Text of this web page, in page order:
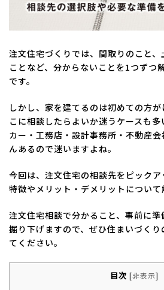
注文住宅づくりでは、間取りのこと
ことなど、分からないことを1つずつ
です。
しかし、家を建てるのは初めての方
こに相談したらよいか迷うケースも
カー・工務店・設計事務所・不動産
んあるので迷いますよね。
今回は、注文住宅の相談先をピック
特徴やメリット・デメリットについて
注文住宅相談で分かること、事前に
掘り下げますので、ぜひ住まいづく
てください。
目次 [非表示]